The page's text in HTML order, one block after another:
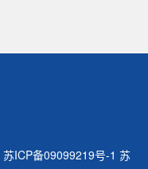
苏ICP备09099219号-1 苏